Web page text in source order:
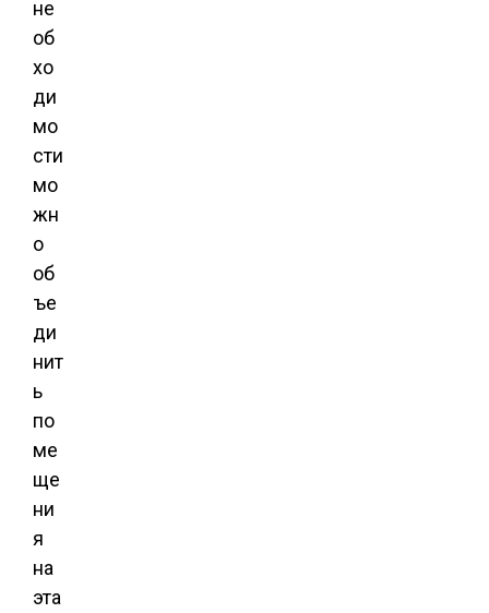
не
об
хо
ди
мо
сти
мо
жн
о
об
ъе
ди
нит
ь
по
ме
ще
ни
я
на
эта